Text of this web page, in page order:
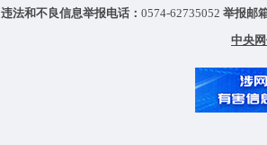
违法和不良信息举报电话： 0574-62735052 举报邮
中央